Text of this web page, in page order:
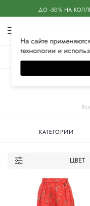
ДО -50% НА
КАТЕГОРИИ
ЦВЕТ
На сайте
технологии и